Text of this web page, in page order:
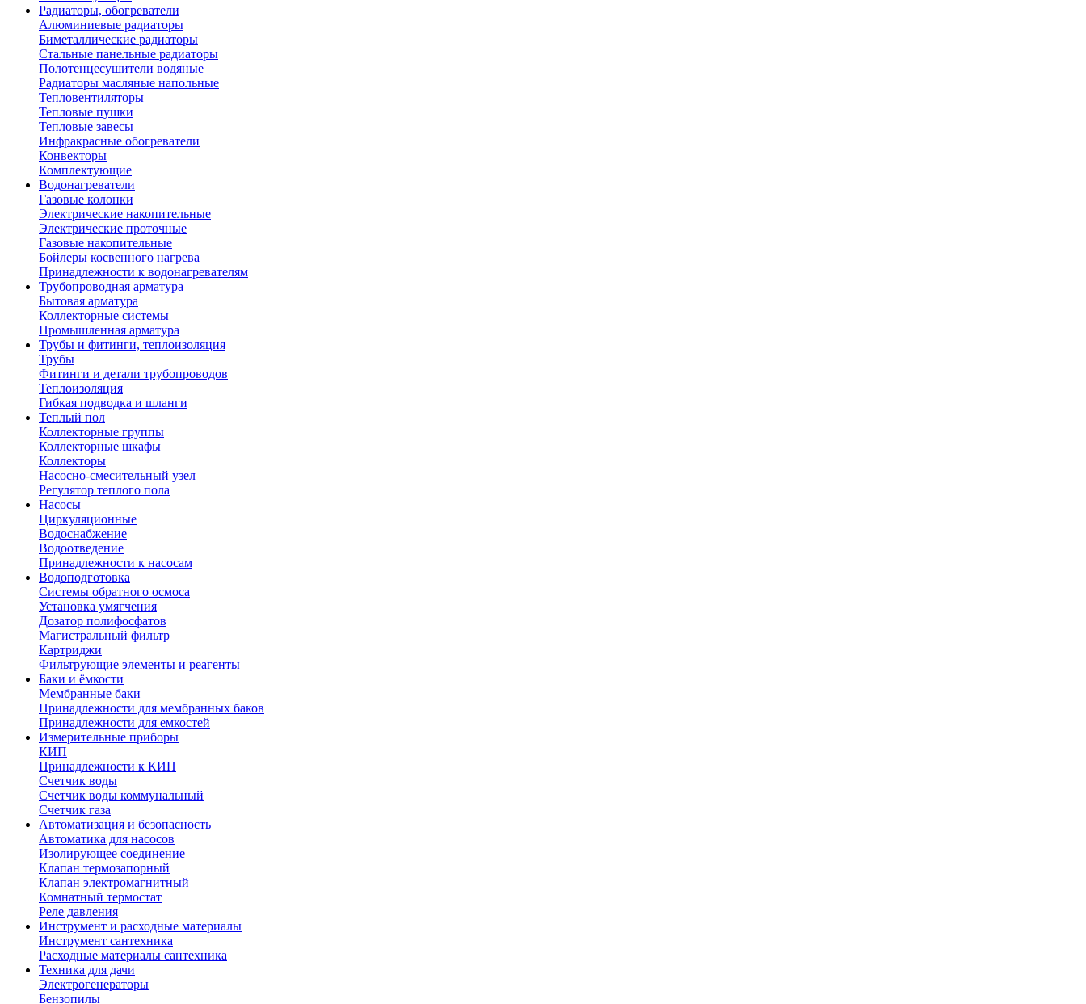
Радиаторы, обогреватели
Алюминиевые радиаторы
Биметаллические радиаторы
Стальные панельные радиаторы
Полотенцесушители водяные
Радиаторы масляные напольные
Тепловентиляторы
Тепловые пушки
Тепловые завесы
Инфракрасные обогреватели
Конвекторы
Комплектующие
Водонагреватели
Газовые колонки
Электрические накопительные
Электрические проточные
Газовые накопительные
Бойлеры косвенного нагрева
Принадлежности к водонагревателям
Трубопроводная арматура
Бытовая арматура
Коллекторные системы
Промышленная арматура
Трубы и фитинги, теплоизоляция
Трубы
Фитинги и детали трубопроводов
Теплоизоляция
Гибкая подводка и шланги
Теплый пол
Коллекторные группы
Коллекторные шкафы
Коллекторы
Насосно-смесительный узел
Регулятор теплого пола
Насосы
Циркуляционные
Водоснабжение
Водоотведение
Принадлежности к насосам
Водоподготовка
Системы обратного осмоса
Установка умягчения
Дозатор полифосфатов
Магистральный фильтр
Картриджи
Фильтрующие элементы и реагенты
Баки и ёмкости
Мембранные баки
Принадлежности для мембранных баков
Принадлежности для емкостей
Измерительные приборы
КИП
Принадлежности к КИП
Счетчик воды
Счетчик воды коммунальный
Счетчик газа
Автоматизация и безопасность
Автоматика для насосов
Изолирующее соединение
Клапан термозапорный
Клапан электромагнитный
Комнатный термостат
Реле давления
Инструмент и расходные материалы
Инструмент сантехника
Расходные материалы сантехника
Техника для дачи
Электрогенераторы
Бензопилы